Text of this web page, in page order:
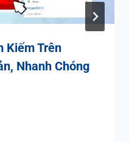
Kiếm Trên
Nhanh Chóng